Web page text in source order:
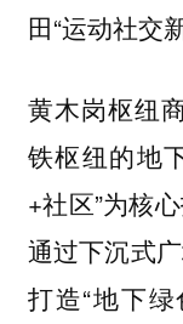
田“运动社交
黄木岗枢纽
铁枢纽的地
+社区”为核
通过下沉式
打造“地下